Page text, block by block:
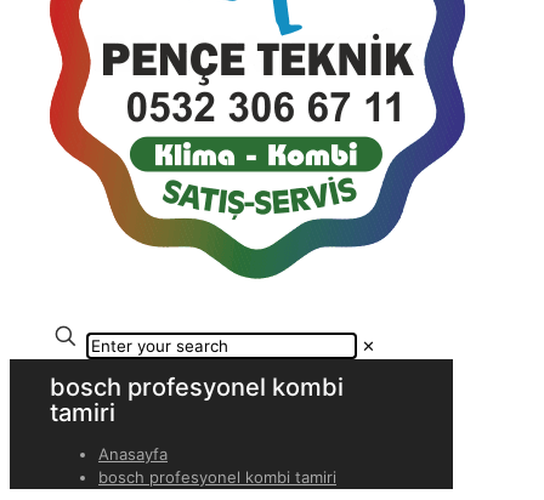
✕
bosch profesyonel kombi
tamiri
Anasayfa
bosch profesyonel kombi tamiri